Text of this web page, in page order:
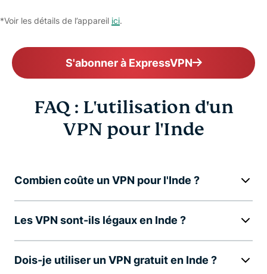
*Voir les détails de l’appareil ici.
S'abonner à ExpressVPN
FAQ : L'utilisation d'un
VPN pour l'Inde
Combien coûte un VPN pour l'Inde ?
Les VPN sont-ils légaux en Inde ?
Dois-je utiliser un VPN gratuit en Inde ?